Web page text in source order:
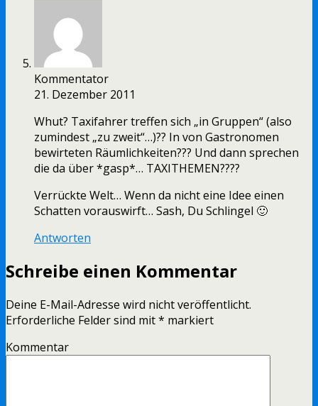
Kommentator
21. Dezember 2011
Whut? Taxifahrer treffen sich „in Gruppen“ (also
zumindest „zu zweit“…)?? In von Gastronomen
bewirteten Räumlichkeiten??? Und dann sprechen
die da über *gasp*… TAXITHEMEN????
Verrückte Welt… Wenn da nicht eine Idee einen
Schatten vorauswirft… Sash, Du Schlingel 🙂
Antworten
Schreibe einen Kommentar
Deine E-Mail-Adresse wird nicht veröffentlicht.
Erforderliche Felder sind mit* markiert
Kommentar